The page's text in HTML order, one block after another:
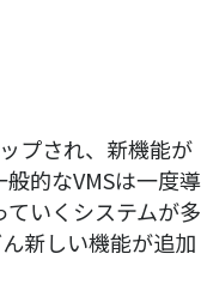
プされ、新機能が
的なVMSは一度導
いくシステムが多
新しい機能が追加